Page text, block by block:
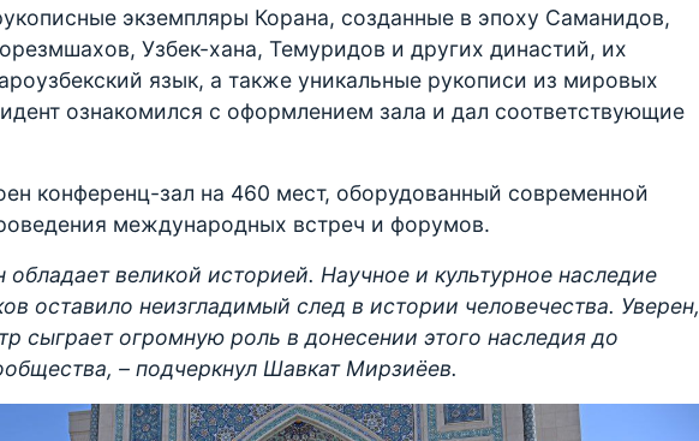
экземпляры Корана, созданные в эпоху Саманидов,
Узбек-хана, Темуридов и других династий, их
язык, а также уникальные рукописи из мировых
ознакомился с оформлением зала и дал соответствующие
конференц-зал на 460 мест, оборудованный современной
международных встреч и форумов.
обладает великой историей. Научное и культурное наследие
оставило неизгладимый след в истории человечества. Уверен,
сыграет огромную роль в донесении этого наследия до
– подчеркнул Шавкат Мирзиёев.